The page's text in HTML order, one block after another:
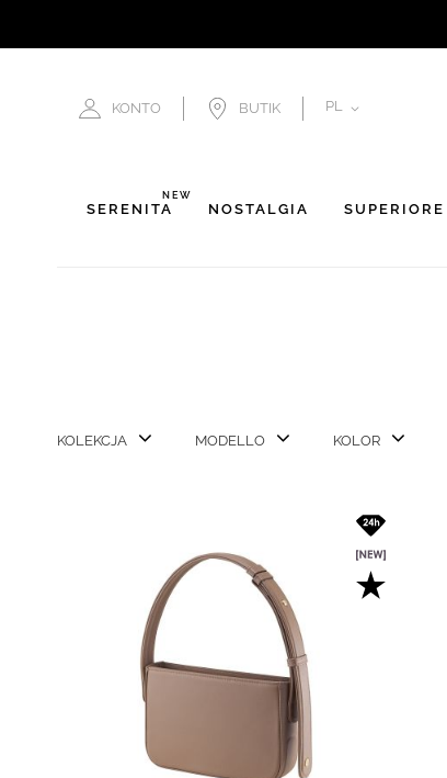
KONTO BUTIK JĘZYK
PL
SERENITÀ
NEW
NOSTALGIA SUPERIORE
KOLEKCJA MODELLO KOLOR